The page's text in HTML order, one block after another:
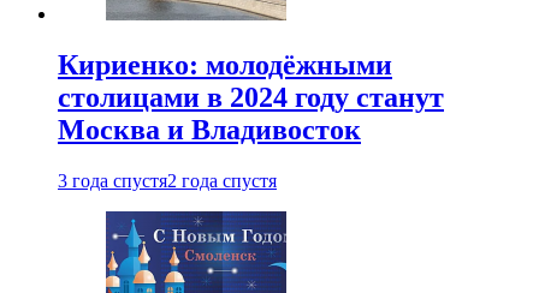
Кириенко: молодёжными
столицами в 2024 году станут
Москва и Владивосток
3 года спустя2 года спустя